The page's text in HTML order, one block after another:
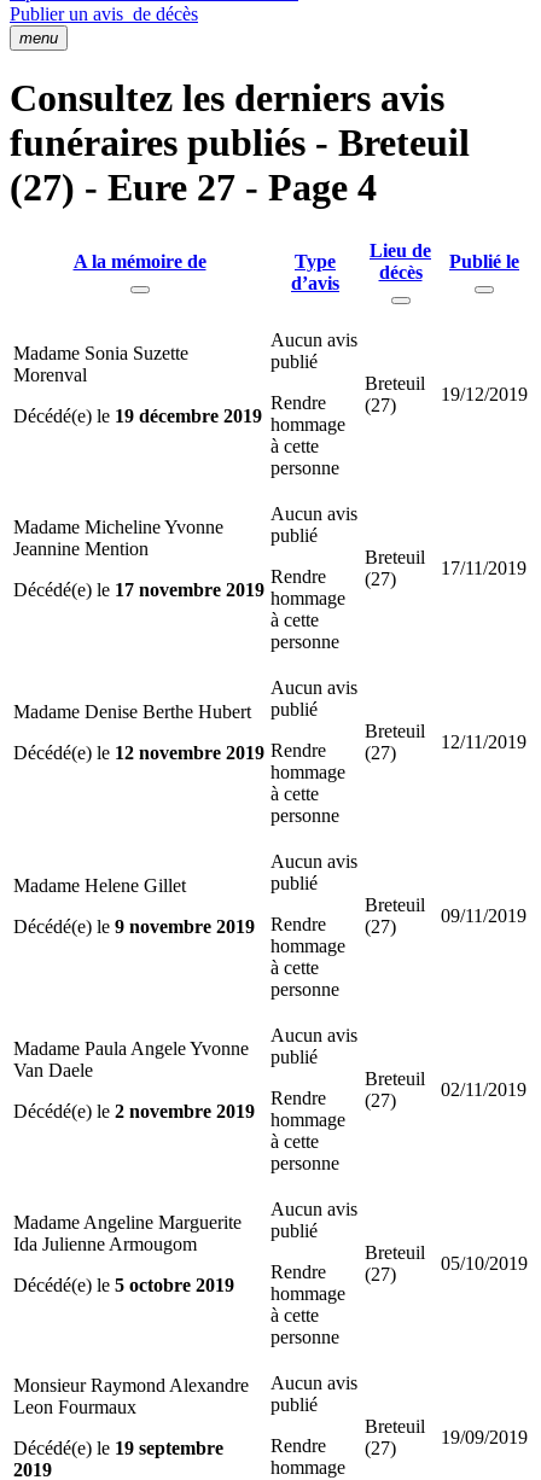
Publier un avis de décès
menu
Consultez les derniers avis
funéraires publiés - Breteuil
(27) - Eure 27 - Page 4
A la mémoire de
Type
d’avis
Lieu de
décès
Publié le
Madame Sonia Suzette
Morenval
Décédé(e) le 19 décembre 2019
Aucun avis
publié
Rendre
hommage
à cette
personne
Breteuil
(27)
19/12/2019
Madame Micheline Yvonne
Jeannine Mention
Décédé(e) le 17 novembre 2019
Aucun avis
publié
Rendre
hommage
à cette
personne
Breteuil
(27)
17/11/2019
Madame Denise Berthe Hubert
Décédé(e) le 12 novembre 2019
Aucun avis
publié
Rendre
hommage
à cette
personne
Breteuil
(27)
12/11/2019
Madame Helene Gillet
Décédé(e) le 9 novembre 2019
Aucun avis
publié
Rendre
hommage
à cette
personne
Breteuil
(27)
09/11/2019
Madame Paula Angele Yvonne
Van Daele
Décédé(e) le 2 novembre 2019
Aucun avis
publié
Rendre
hommage
à cette
personne
Breteuil
(27)
02/11/2019
Madame Angeline Marguerite
Ida Julienne Armougom
Décédé(e) le 5 octobre 2019
Aucun avis
publié
Rendre
hommage
à cette
personne
Breteuil
(27)
05/10/2019
Monsieur Raymond Alexandre
Leon Fourmaux
Décédé(e) le 19 septembre
2019
Aucun avis
publié
Rendre
hommage
Breteuil
(27)
19/09/2019